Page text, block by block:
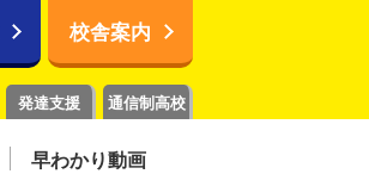
校舎案内
発達支援 通信制高校
早わかり動画